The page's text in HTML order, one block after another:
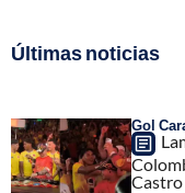
Últimas noticias
Gol
Castro